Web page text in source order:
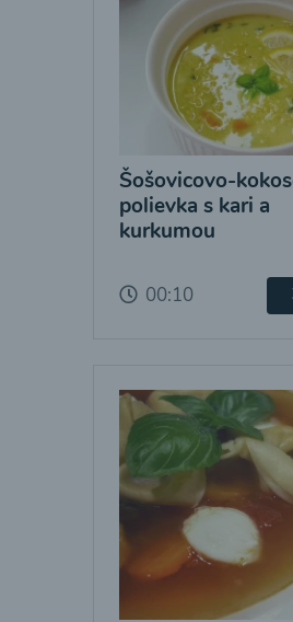
Šošovicovo-
polievka s kari a
kurkumou
00:10